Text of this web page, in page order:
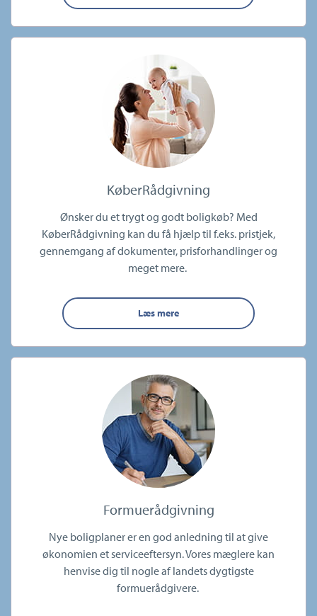
KøberRådgivning
Ønsker du et trygt og godt boligkøb? Med
KøberRådgivning kan du få hjælp til f.eks. pristjek,
gennemgang af dokumenter, prisforhandlinger og
meget mere.
Læs mere
Formuerådgivning
Nye boligplaner er en god anledning til at give
økonomien et serviceeftersyn. Vores mæglere kan
henvise dig til nogle af landets dygtigste
formuerådgivere.